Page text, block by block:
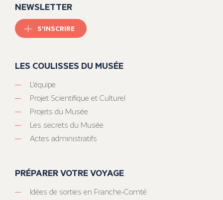
NEWSLETTER
S'INSCRIRE
LES COULISSES DU MUSÉE
L’équipe
Projet Scientifique et Culturel
Projets du Musée
Les secrets du Musée
Actes administratifs
PRÉPARER VOTRE VOYAGE
Idées de sorties en Franche-Comté